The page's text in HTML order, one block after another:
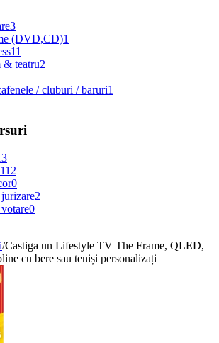
3
(DVD,CD)1
11
teatru2
/ cluburi / baruri1
112
0
2
0
/Castiga un Lifestyle TV The Frame, QLED,
cu bere sau teniși personalizați